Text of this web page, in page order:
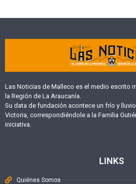
Las Noticias de Malleco es el medio escrito
la Región de La Araucanía.
Su data de fundación acontece un frío y
Victoria, correspondiéndole a la Familia
iniciativa.
LINKS
Quiénes Somos